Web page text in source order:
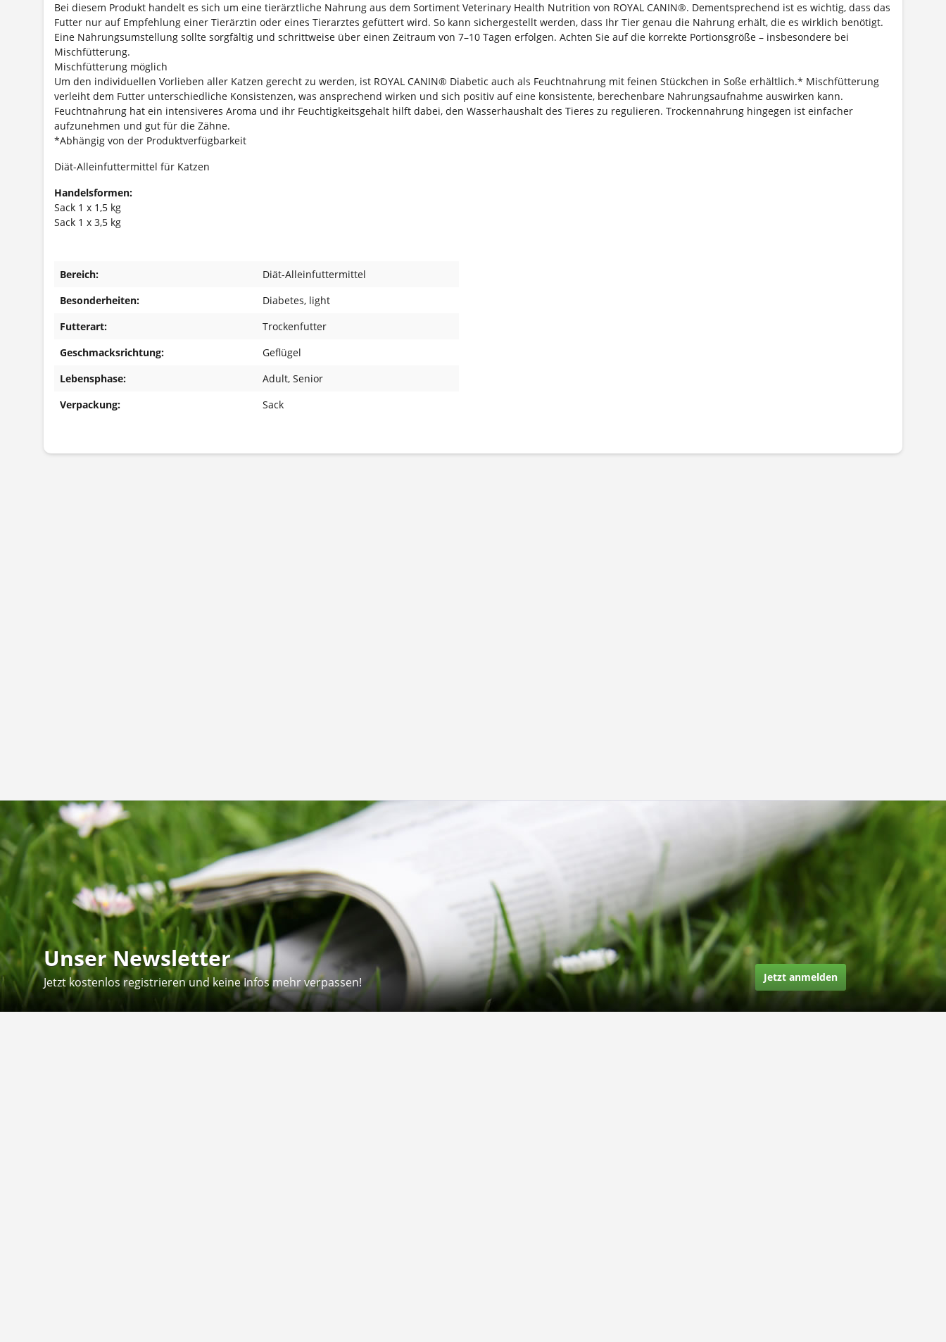
Bei diesem Produkt handelt es sich um eine tierärztliche Nahrung aus dem Sortiment Veterinary Health Nutrition von ROYAL CANIN®. Dementsprechend ist es wichtig, dass das
Futter nur auf Empfehlung einer Tierärztin oder eines Tierarztes gefüttert wird. So kann sichergestellt werden, dass Ihr Tier genau die Nahrung erhält, die es wirklich benötigt.
Eine Nahrungsumstellung sollte sorgfältig und schrittweise über einen Zeitraum von 7–10 Tagen erfolgen. Achten Sie auf die korrekte Portionsgröße – insbesondere bei
Mischfütterung.
Mischfütterung möglich
Um den individuellen Vorlieben aller Katzen gerecht zu werden, ist ROYAL CANIN® Diabetic auch als Feuchtnahrung mit feinen Stückchen in Soße erhältlich.* Mischfütterung
verleiht dem Futter unterschiedliche Konsistenzen, was ansprechend wirken und sich positiv auf eine konsistente, berechenbare Nahrungsaufnahme auswirken kann.
Feuchtnahrung hat ein intensiveres Aroma und ihr Feuchtigkeitsgehalt hilft dabei, den Wasserhaushalt des Tieres zu regulieren. Trockennahrung hingegen ist einfacher
aufzunehmen und gut für die Zähne.
*Abhängig von der Produktverfügbarkeit
Diät-Alleinfuttermittel für Katzen
Handelsformen:
Sack 1 x 1,5 kg
Sack 1 x 3,5 kg
Bereich:
Diät-Alleinfuttermittel
Besonderheiten:
Diabetes, light
Futterart:
Trockenfutter
Geschmacksrichtung:
Geflügel
Lebensphase:
Adult, Senior
Verpackung:
Sack
Unser Newsletter
Jetzt kostenlos registrieren und keine Infos mehr verpassen! Jetzt anmelden